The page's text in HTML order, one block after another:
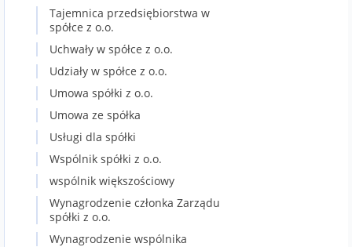
Tajemnica przedsiębiorstwa w
spółce z o.o.
Uchwały w spółce z o.o.
Udziały w spółce z o.o.
Umowa spółki z o.o.
Umowa ze spółka
Usługi dla spółki
Wspólnik spółki z o.o.
wspólnik większościowy
Wynagrodzenie członka Zarządu
spółki z o.o.
Wynagrodzenie wspólnika